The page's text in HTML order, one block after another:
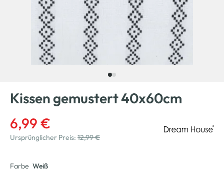
Kissen gemustert 40x60cm
6,99 €
Ursprünglicher Preis: 12,99 €
Farbe Weiß